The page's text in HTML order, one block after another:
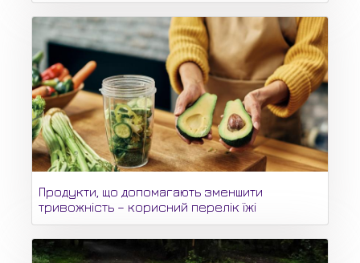
Продукти, що допомагають зменшити
тривожність – корисний перелік їжі